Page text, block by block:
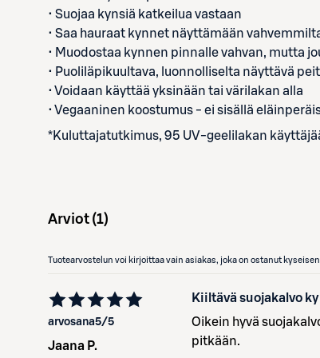
• Suojaa kynsiä katkeilua vastaan
• Saa hauraat kynnet näyttämään
• Muodostaa kynnen pinnalle vahvan, mutta
• Puoliläpikuultava, luonnolliselta näyttävä
• Voidaan käyttää yksinään tai värilakan alla
• Vegaaninen koostumus - ei sisällä
*Kuluttajatutkimus, 95 UV-geelilakan
Arviot (1)
Tuotearvostelun voi kirjoittaa vain asiakas, joka on ostanut
arvosana5/5
Jaana P.
Kiiltävä suojakalvo
Oikein hyvä
pitkään.